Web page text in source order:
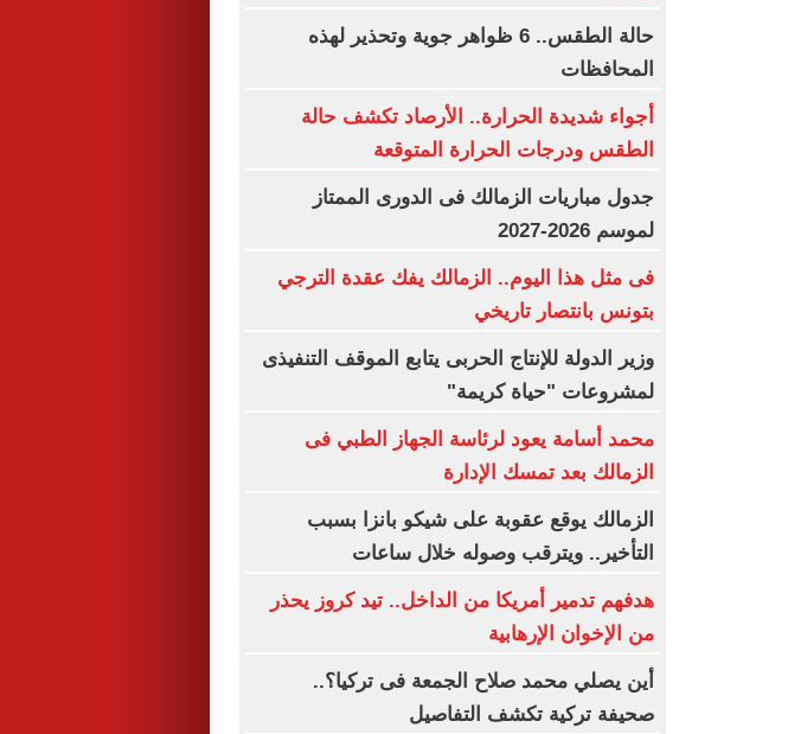
حالة الطقس.. 6 ظواهر جوية وتحذير لهذه
المحافظات
أجواء شديدة الحرارة.. الأرصاد تكشف حالة
الطقس ودرجات الحرارة المتوقعة
جدول مباريات الزمالك فى الدورى الممتاز
لموسم 2026-2027
فى مثل هذا اليوم.. الزمالك يفك عقدة الترجي
بتونس بانتصار تاريخي
وزير الدولة للإنتاج الحربى يتابع الموقف التنفيذى
لمشروعات "حياة كريمة"
محمد أسامة يعود لرئاسة الجهاز الطبي فى
الزمالك بعد تمسك الإدارة
الزمالك يوقع عقوبة على شيكو بانزا بسبب
التأخير.. ويترقب وصوله خلال ساعات
هدفهم تدمير أمريكا من الداخل.. تيد كروز يحذر
من الإخوان الإرهابية
أين يصلي محمد صلاح الجمعة فى تركيا؟..
صحيفة تركية تكشف التفاصيل